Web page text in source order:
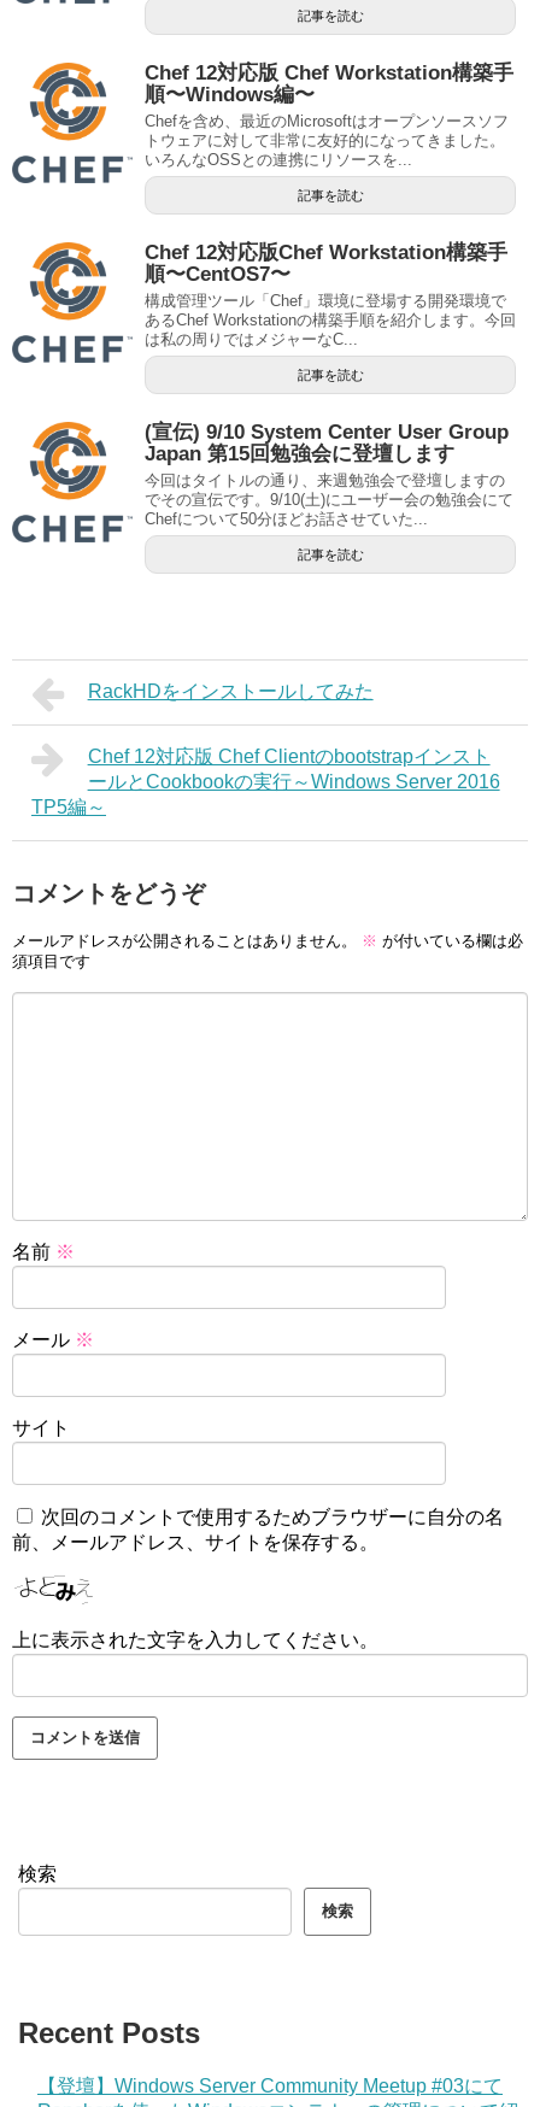
記事を読む
Chef 12対応版 Chef Workstation構築手
順〜Windows編〜
Chefを含め、最近のMicrosoftはオープンソースソフ
トウェアに対して非常に友好的になってきました。
いろんなOSSとの連携にリソースを...
記事を読む
Chef 12対応版Chef Workstation構築手
順〜CentOS7〜
構成管理ツール「Chef」環境に登場する開発環境で
あるChef Workstationの構築手順を紹介します。今回
は私の周りではメジャーなC...
記事を読む
(宣伝) 9/10 System Center User Group
Japan 第15回勉強会に登壇します
今回はタイトルの通り、来週勉強会で登壇しますの
でその宣伝です。9/10(土)にユーザー会の勉強会にて
Chefについて50分ほどお話させていた...
記事を読む
RackHDをインストールしてみた
Chef 12対応版 Chef Clientのbootstrapインスト
ールとCookbookの実行～Windows Server 2016
TP5編～
コメントをどうぞ
メールアドレスが公開されることはありません。 ※ が付いている欄は必
須項目です
名前 ※
メール ※
サイト
次回のコメントで使用するためブラウザーに自分の名
前、メールアドレス、サイトを保存する。
上に表示された文字を入力してください。
検索
検索
Recent Posts
【登壇】Windows Server Community Meetup #03にて